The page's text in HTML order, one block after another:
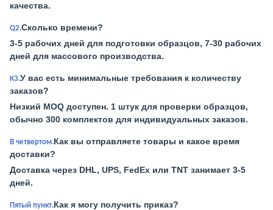
качества.
Q2.Сколько времени?
3-5 рабочих дней для подготовки образцов, 7-30 рабочих
дней для массового производства.
К3.У вас есть минимальные требования к количеству
заказов?
Низкий MOQ доступен. 1 штук для проверки образцов,
обычно 300 комплектов для индивидуальных заказов.
В четвертом.Как вы отправляете товары и какое время
доставки?
Доставка через DHL, UPS, FedEx или TNT занимает 3-5
дней.
Пятый пункт.Как я могу получить приказ?